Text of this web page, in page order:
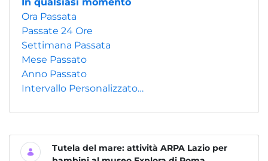
Ora Passata
Passate 24 Ore
Settimana Passata
Mese Passato
Anno Passato
Intervallo Personalizzato…
Tutela del mare: attività ARPA Lazio per